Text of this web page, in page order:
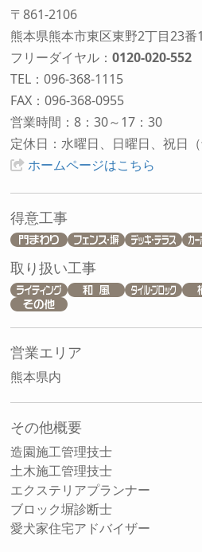
〒861-2106
熊本県熊本市東区東野2丁目23番
フリーダイヤル：0120-020-552
TEL：096-368-1115
FAX：096-368-0955
営業時間：8：30～17：30
定休日：水曜日、日曜日、祝日（
ホームページはこちら
得意工事
取り扱い工事
営業エリア
熊本県内
その他概要
造園施工管理技士
土木施工管理技士
エクステリアプランナー
ブロック塀診断士
愛犬家住宅アドバイザー